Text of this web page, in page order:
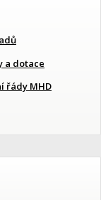
a dotace
řády MHD